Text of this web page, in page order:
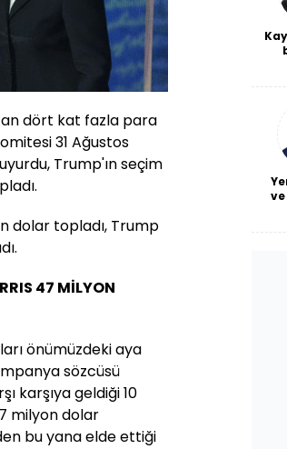
dört kat fazla para
31 Ağustos
Trump'ın seçim
dolar topladı, Trump
47 MİLYON
önümüzdeki aya
sözcüsü
karşıya geldiği 10
milyon dolar
bu yana elde ettiği